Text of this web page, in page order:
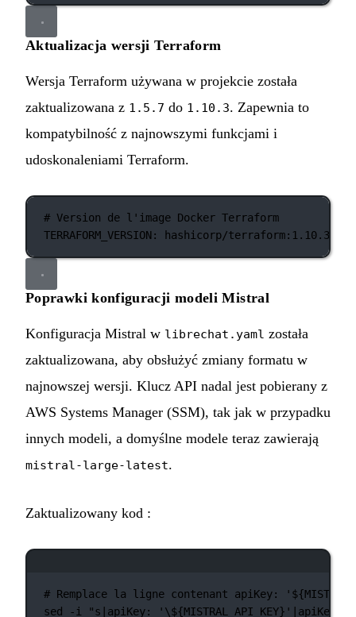
Aktualizacja wersji Terraform
Wersja Terraform używana w projekcie została
zaktualizowana z 1.5.7 do 1.10.3. Zapewnia to
kompatybilność z najnowszymi funkcjami i
udoskonaleniami Terraform.
# Version de l'image Docker Terraform
TERRAFORM_VERSION: hashicorp/terraform:1.10.3
Poprawki konfiguracji modeli Mistral
Konfiguracja Mistral w librechat.yaml została
zaktualizowana, aby obsłużyć zmiany formatu w
najnowszej wersji. Klucz API nadal jest pobierany z
AWS Systems Manager (SSM), tak jak w przypadku
innych modeli, a domyślne modele teraz zawierają
mistral-large-latest.
Zaktualizowany kod :
# Remplace la ligne contenant apiKey:
sed
-i "s|apiKey: ' \${MISTRAL_API_KEY}'|apiKey: